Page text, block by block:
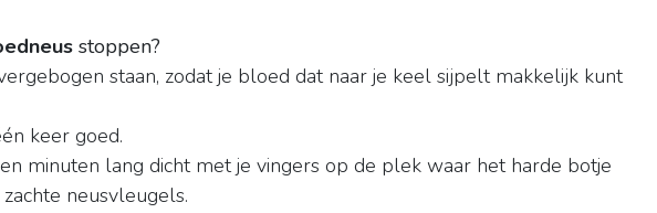
stoppen?
staan, zodat je bloed dat naar je keel sijpelt makkelijk kunt
keer goed.
minuten lang dicht met je vingers op de plek waar het harde botje
neusvleugels.